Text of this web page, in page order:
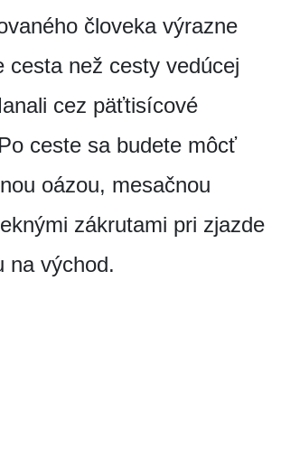
človeka výrazne
cesta než cesty vedúcej
cez päťtisícové
ceste sa budete môcť
oázou, mesačnou
zákrutami pri zjazde
na východ.